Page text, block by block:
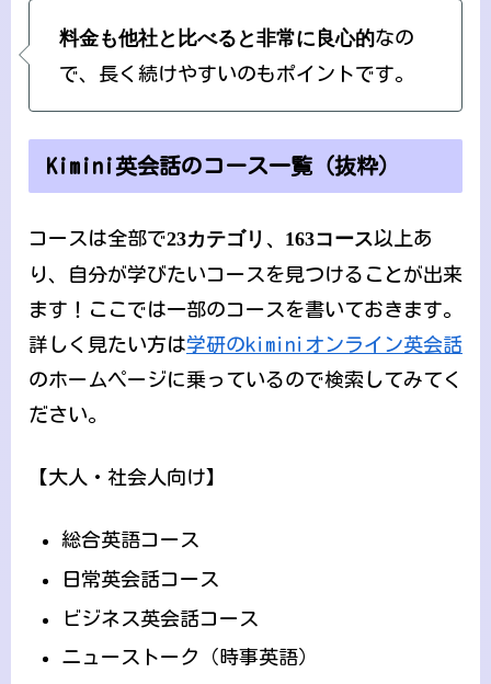
料金も他社と比べると非常に良心的なの
で、長く続けやすいのもポイントです。
Kimini英会話のコース一覧（抜粋）
コースは全部で23カテゴリ、163コース以上あ
り、自分が学びたいコースを見つけることが出来
ます！ここでは一部のコースを書いておきます。
詳しく見たい方は学研のkiminiオンライン英会話
のホームページに乗っているので検索してみてく
ださい。
【大人・社会人向け】
総合英語コース
日常英会話コース
ビジネス英会話コース
ニューストーク（時事英語）